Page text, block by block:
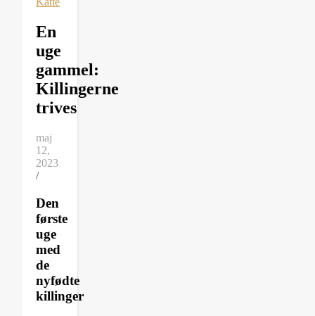
En
uge
gammel:
Killingerne
trives
maj
12,
2023
/
Den
første
uge
med
de
nyfødte
killinger